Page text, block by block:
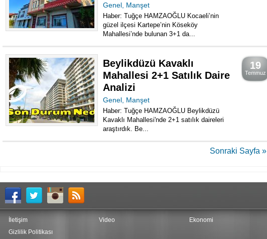
Genel Manşet
Haber: Tuğçe HAMZAOĞLU Kocaeli’nin
güzel ilçesi Kartepe’nin Köseköy
Mahallesi’nde bulunan 3+1 da...
19
Temmuz
Beylikdüzü Kavaklı
Mahallesi 2+1 Satılık Daire
Analizi
Genel Manşet
Haber: Tuğçe HAMZAOĞLU Beylikdüzü
Kavaklı Mahallesi'nde 2+1 satılık daireleri
araştırdık. Be...
Sonraki Sayfa »
İletişim
Gizlilik Politikası
Video Ekonomi